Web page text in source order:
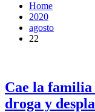
Home
2020
agosto
22
Cae la
droga y